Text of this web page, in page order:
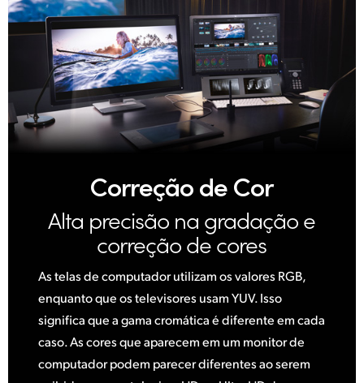
Correção de Cor
Alta precisão na gradação e
correção de cores
As telas de computador utilizam os valores RGB,
enquanto que os televisores usam YUV. Isso
significa que a gama cromática é diferente em cada
caso. As cores que aparecem em um monitor de
computador podem parecer diferentes ao serem